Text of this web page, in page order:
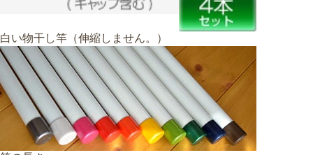
白い物干し竿（伸縮しません。）